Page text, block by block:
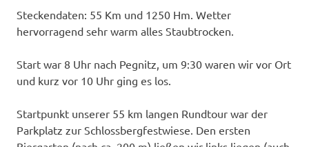
Steckendaten: 55 Km und 1250 Hm. Wetter
hervorragend sehr warm alles Staubtrocken.
Start war 8 Uhr nach Pegnitz, um 9:30 waren wir vor Ort
und kurz vor 10 Uhr ging es los.
Startpunkt unserer 55 km langen Rundtour war der
Parkplatz zur Schlossbergfestwiese. Den ersten